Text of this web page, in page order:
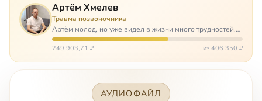
Артём Хмелев
Травма позвоночника
Артём молод, но уже видел в жизни много трудностей.
Он сирота, привык заботится о себе сам, но, когда
случилось несчастье, и он был парализован – остался на
249 903,71 ₽ из 406 350 ₽
АУДИОФАЙЛ